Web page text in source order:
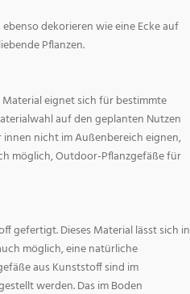
dekorieren wie eine Ecke auf
Pflanzen.
eignet sich für bestimmte
auf den geplanten Nutzen
nicht im Außenbereich eignen,
möglich, Outdoor-Pflanzgefäße für
gefertigt. Dieses Material lässt sich in
möglich, eine natürliche
aus Kunststoff sind im
werden. Das im Boden